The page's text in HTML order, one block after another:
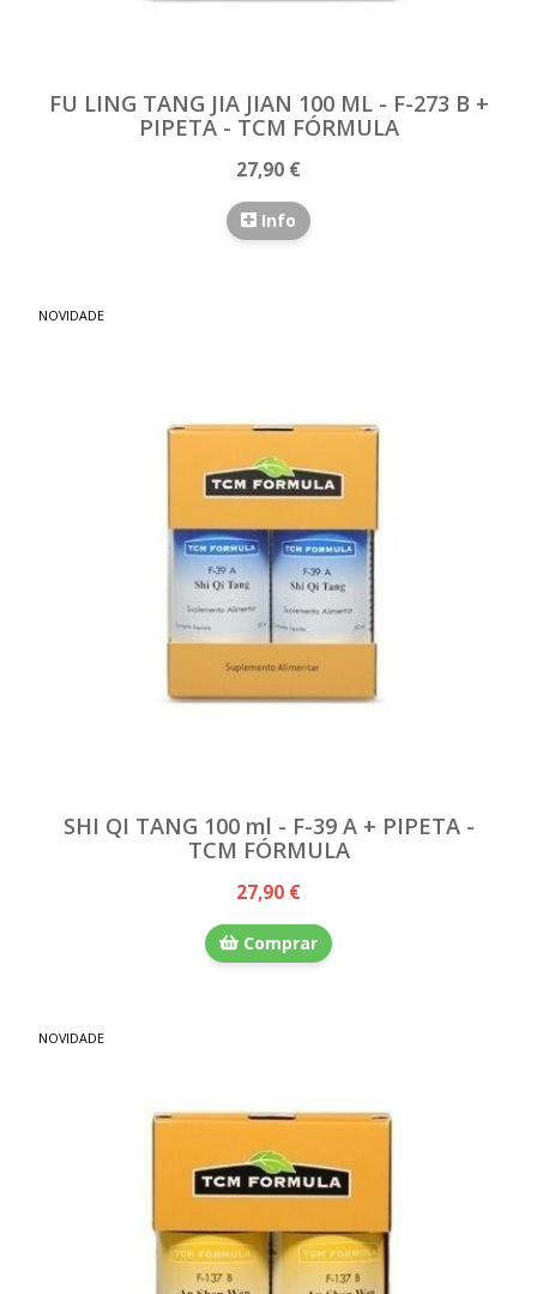
FU LING TANG JIA JIAN 100 ML - F-273 B +
PIPETA - TCM FÓRMULA
27,90 €
Info
NOVIDADE
SHI QI TANG 100 ml - F-39 A + PIPETA -
TCM FÓRMULA
27,90 €
Comprar
NOVIDADE